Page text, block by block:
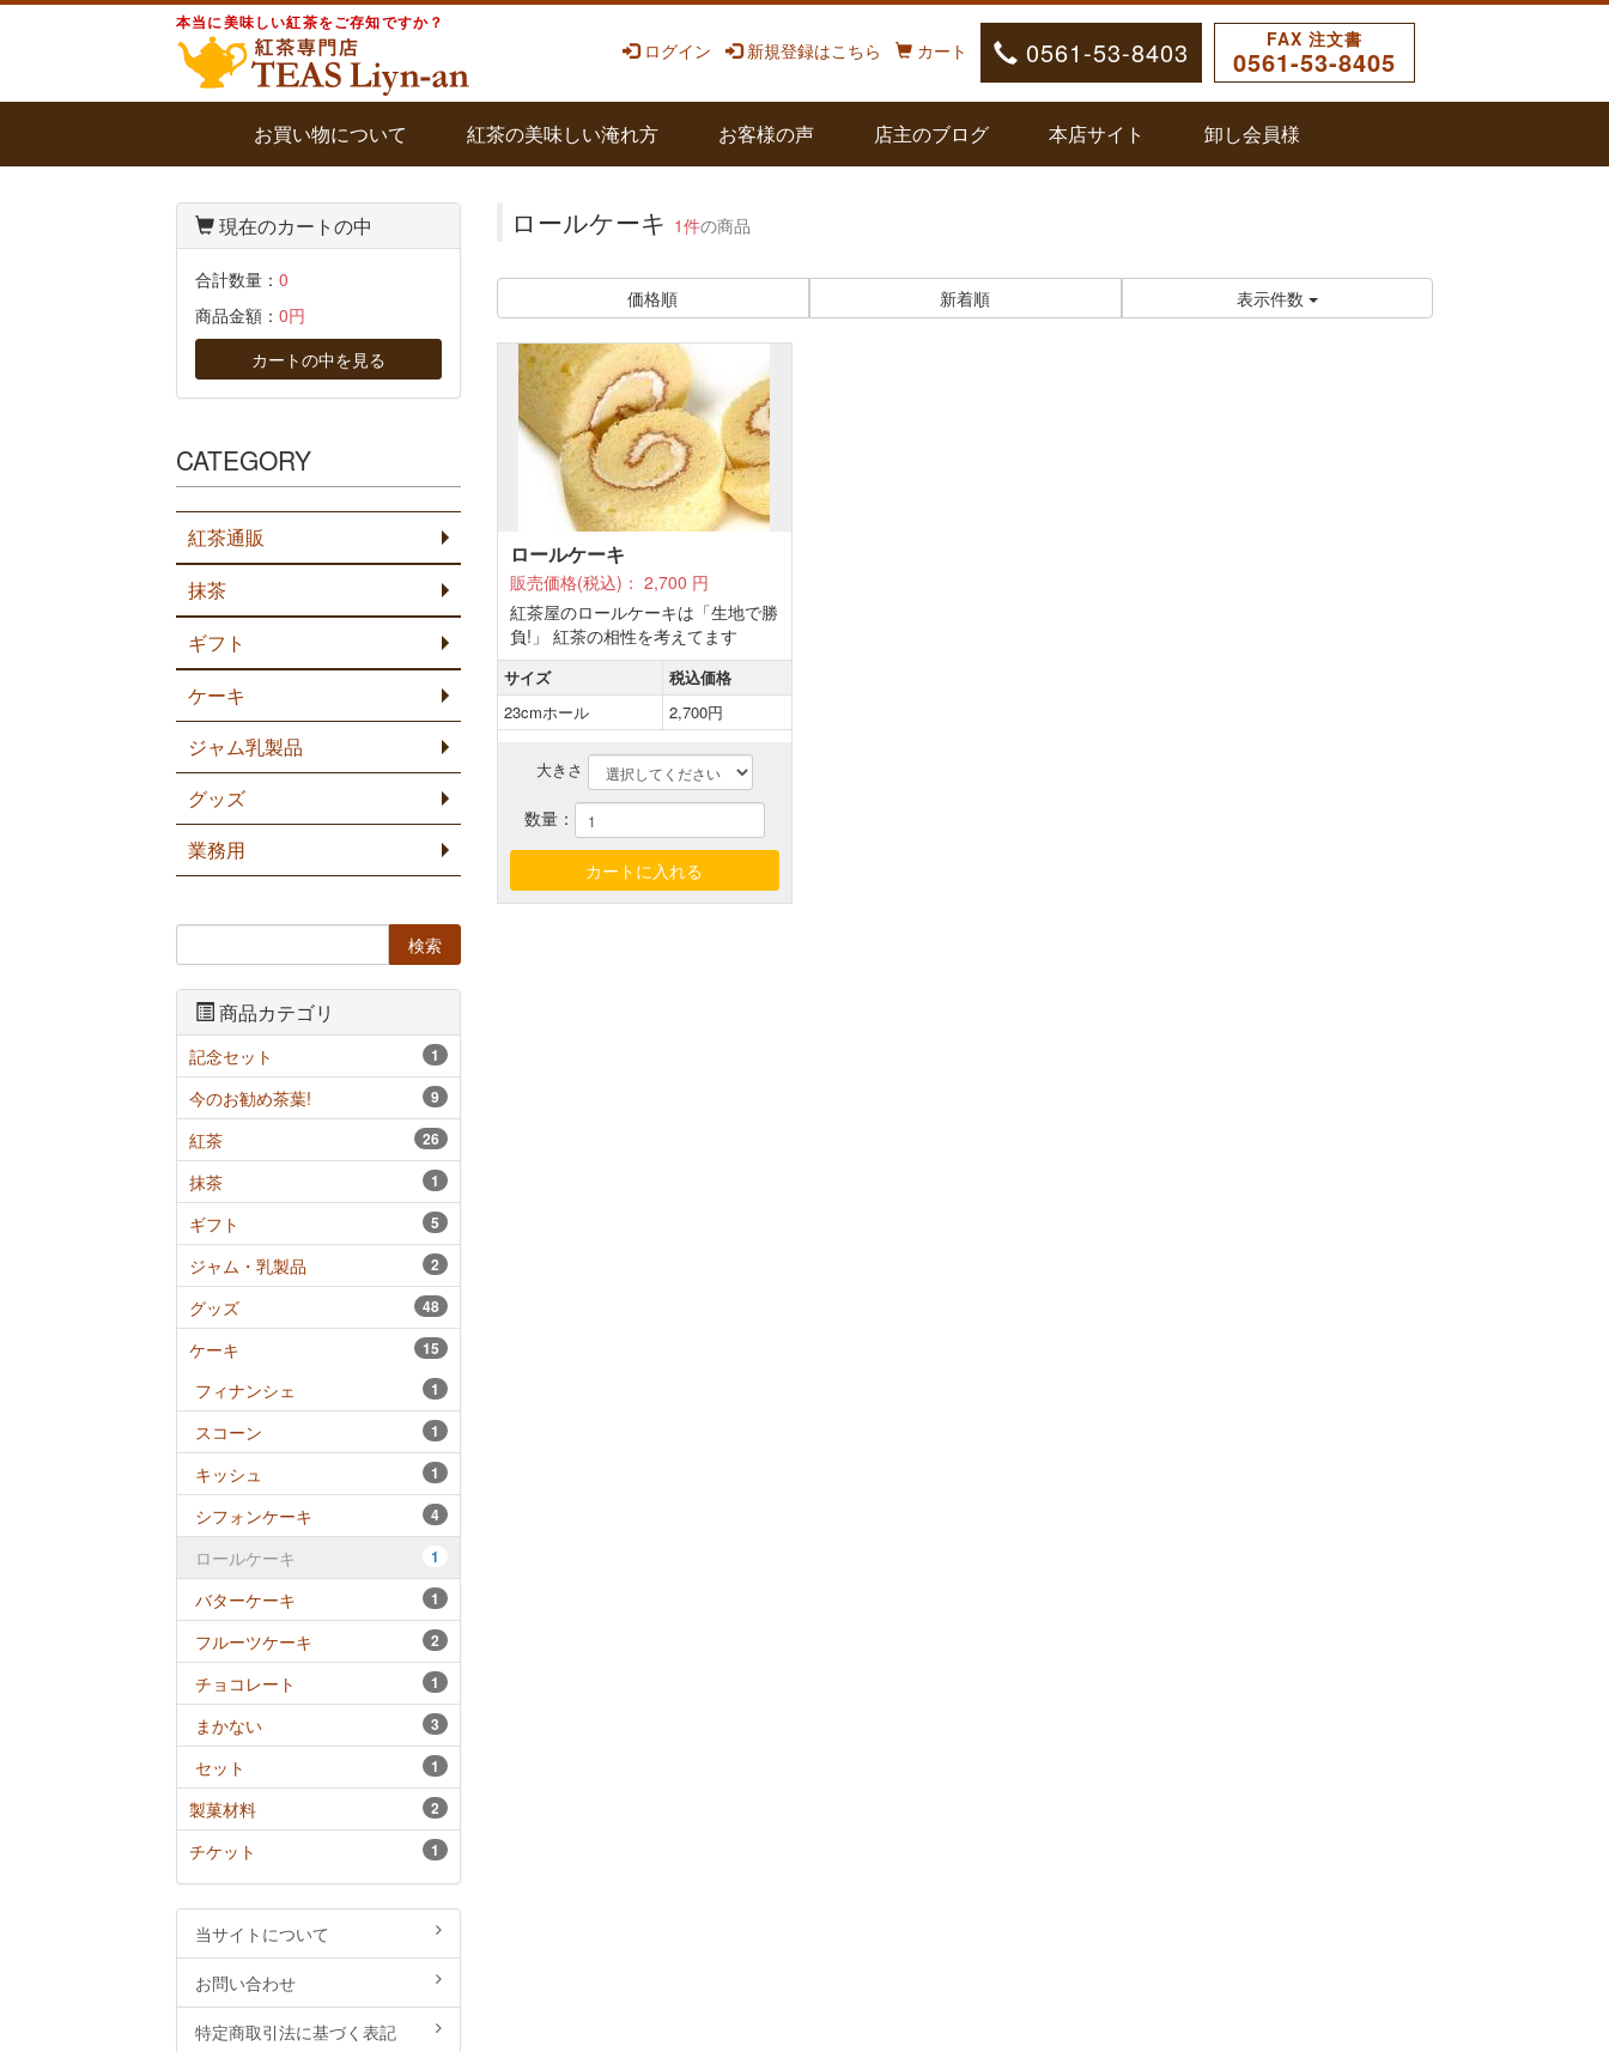
本当に美味しい紅茶をご存知ですか？
ログイン 新規登録はこちら カート 0561-53-8403 FAX 注文書
0561-53-8405
お買い物について 紅茶の美味しい淹れ方 お客様の声 店主のブログ 本店サイト 卸し会員様
ロールケーキ 1件の商品
価格順 新着順 表示件数
ロールケーキ
販売価格(税込)： 2,700 円
紅茶屋のロールケーキは「生地で勝
負!」 紅茶の相性を考えてます
サイズ
税込価格
23cmホール
2,700円
大きさ
数量：
現在のカートの中
合計数量： 0
商品金額： 0円
カートの中を見る
CATEGORY
紅茶通販
抹茶
ギフト
ケーキ
ジャム乳製品
グッズ
業務用
商品カテゴリ
記念セット 1
今のお勧め茶葉! 9
紅茶 26
抹茶 1
ギフト 5
ジャム・乳製品 2
グッズ 48
ケーキ 15
フィナンシェ 1
スコーン 1
キッシュ 1
シフォンケーキ 4
ロールケーキ 1
バターケーキ 1
フルーツケーキ 2
チョコレート 1
まかない 3
セット 1
製菓材料 2
チケット 1
当サイトについて
お問い合わせ
特定商取引法に基づく表記